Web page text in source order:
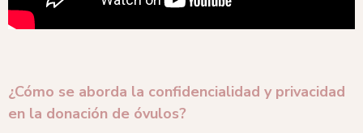
¿Cómo se aborda la confidencialidad y privacidad
en la donación de óvulos?